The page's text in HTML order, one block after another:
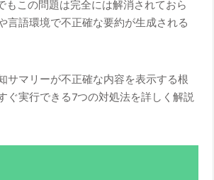
もこの問題は完全には解消されておら
言語環境で不正確な要約が生成される
サマリーが不正確な内容を表示する根
ぐ実行できる7つの対処法を詳しく解説